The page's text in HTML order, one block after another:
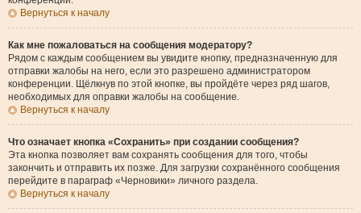
Вернуться к началу
Как мне пожаловаться на сообщения модератору?
Рядом с каждым сообщением вы увидите кнопку, предназначенную для
отправки жалобы на него, если это разрешено администратором
конференции. Щёлкнув по этой кнопке, вы пройдёте через ряд шагов,
необходимых для оправки жалобы на сообщение.
Вернуться к началу
Что означает кнопка «Сохранить» при создании сообщения?
Эта кнопка позволяет вам сохранять сообщения для того, чтобы
закончить и отправить их позже. Для загрузки сохранённого сообщения
перейдите в параграф «Черновики» личного раздела.
Вернуться к началу